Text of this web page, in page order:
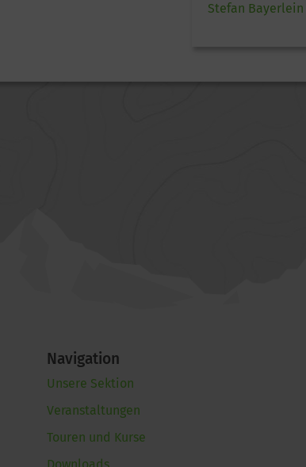
Stefan Bayerlein
Navigation
Unsere Sektion
Veranstaltungen
Touren und Kurse